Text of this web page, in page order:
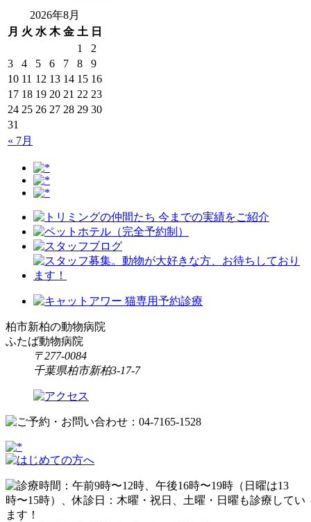
2026年8月
月 火 水 木 金 土 日
« 7月
1
2
3
4 5 6 7 8
9
10 11 12 13 14 15 16
17 18 19 20 21 22 23
24 25 26 27 28 29 30
31
柏市新柏の動物病院
ふたば動物病院
〒277-0084
千葉県柏市新柏3-17-7